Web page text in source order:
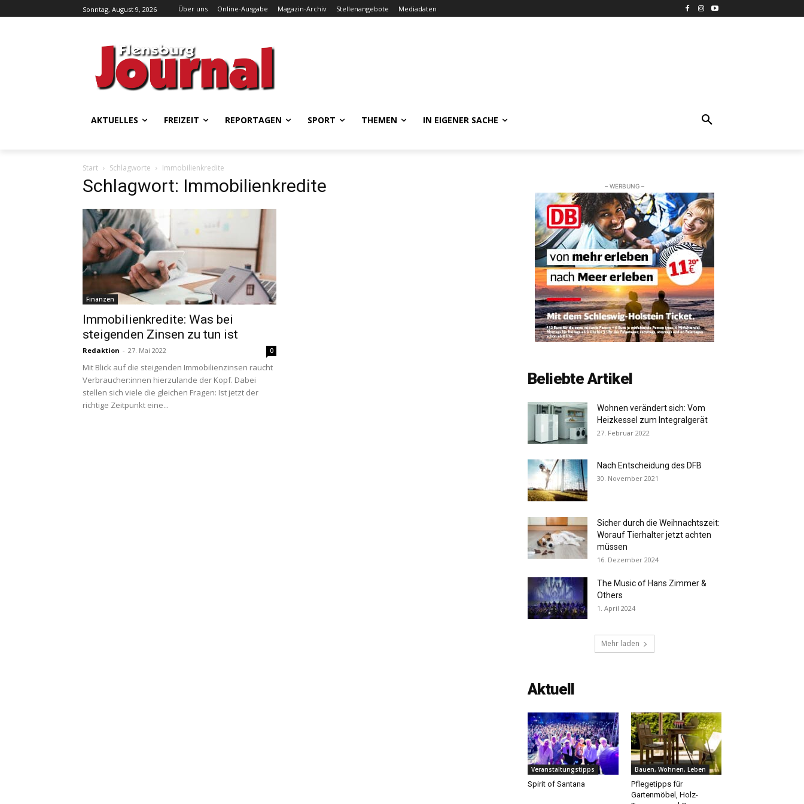
Sonntag, August 9, 2026 Über uns Online-Ausgabe Magazin-Archiv Stellenangebote Mediadaten
AKTUELLES FREIZEIT REPORTAGEN SPORT THEMEN IN EIGENER SACHE
Start Schlagworte Immobilienkredite
Schlagwort: Immobilienkredite
Finanzen
Immobilienkredite: Was bei
steigenden Zinsen zu tun ist
Redaktion - 27. Mai 2022 0
Mit Blick auf die steigenden Immobilienzinsen raucht
Verbraucher:innen hierzulande der Kopf. Dabei
stellen sich viele die gleichen Fragen: Ist jetzt der
richtige Zeitpunkt eine...
– WERBUNG –
Beliebte Artikel
Wohnen verändert sich: Vom
Heizkessel zum Integralgerät
27. Februar 2022
Nach Entscheidung des DFB
30. November 2021
Sicher durch die Weihnachtszeit:
Worauf Tierhalter jetzt achten
müssen
16. Dezember 2024
The Music of Hans Zimmer &
Others
1. April 2024
Mehr laden
Aktuell
Veranstaltungstipps
Spirit of Santana
Bauen, Wohnen, Leben
Pflegetipps für
Gartenmöbel, Holz-